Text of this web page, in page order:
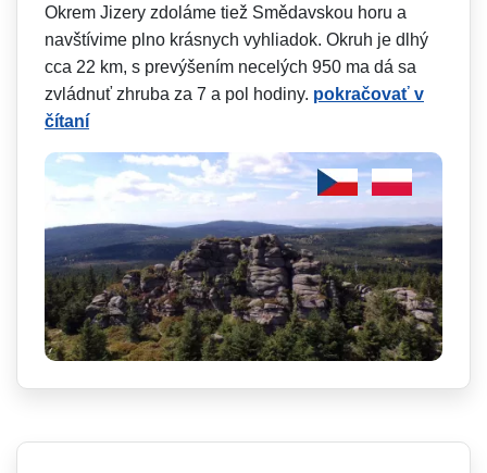
Okrem Jizery zdoláme tiež Smědavskou horu a
navštívime plno krásnych vyhliadok. Okruh je dlhý
cca 22 km, s prevýšením necelých 950 ma dá sa
zvládnuť zhruba za 7 a pol hodiny. pokračovať v
čítaní